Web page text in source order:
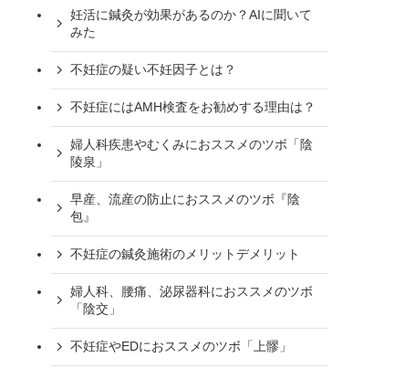
妊活に鍼灸が効果があるのか？AIに聞いて
みた
不妊症の疑い不妊因子とは？
不妊症にはAMH検査をお勧めする理由は？
婦人科疾患やむくみにおススメのツボ「陰
陵泉」
早産、流産の防止におススメのツボ『陰
包』
不妊症の鍼灸施術のメリットデメリット
婦人科、腰痛、泌尿器科におススメのツボ
「陰交」
不妊症やEDにおススメのツボ「上髎」